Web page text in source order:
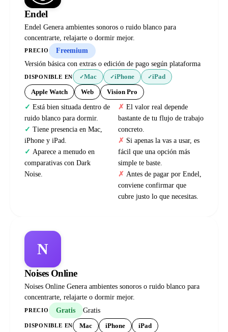
Endel
Endel Genera ambientes sonoros o ruido blanco para
concentrarte, relajarte o dormir mejor.
PRECIO
Freemium
Versión básica con extras o edición de pago según plataforma
DISPONIBLE EN ✓Mac ✓iPhone ✓iPad
Apple Watch Web Vision Pro
Está bien situada dentro de
ruido blanco para dormir.
Tiene presencia en Mac,
iPhone y iPad.
Aparece a menudo en
comparativas con Dark
Noise.
El valor real depende
bastante de tu flujo de trabajo
concreto.
Si apenas la vas a usar, es
fácil que una opción más
simple te baste.
Antes de pagar por Endel,
conviene confirmar que
cubre justo lo que necesitas.
N
Noises Online
Noises Online Genera ambientes sonoros o ruido blanco para
concentrarte, relajarte o dormir mejor.
PRECIO Gratis Gratis
DISPONIBLE EN Mac iPhone iPad